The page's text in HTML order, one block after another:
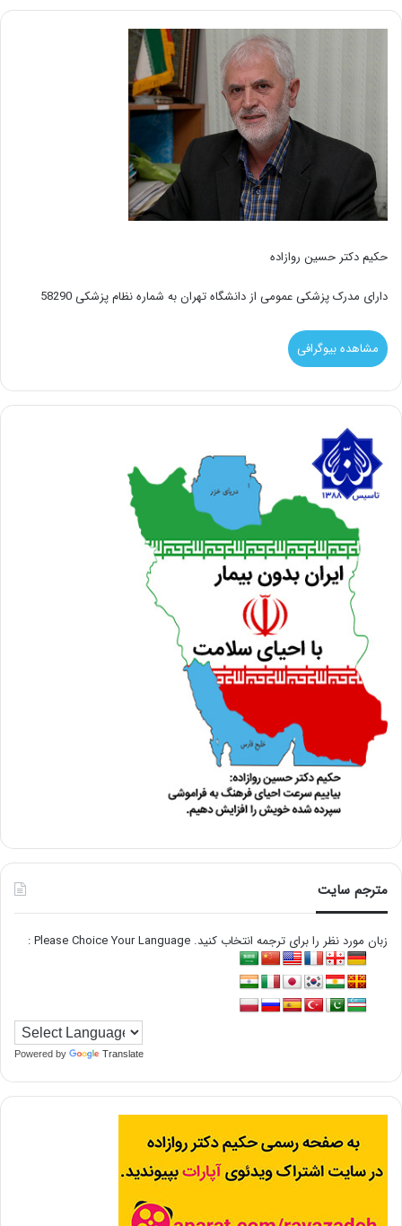
حکیم دکتر حسین روازاده
دارای مدرک پزشکی عمومی از دانشگاه تهران به شماره نظام پزشکی 58290
مشاهده بیوگرافی
مترجم سایت
زبان مورد نظر را برای ترجمه انتخاب کنید. Please Choice Your Language :
Powered by Translate